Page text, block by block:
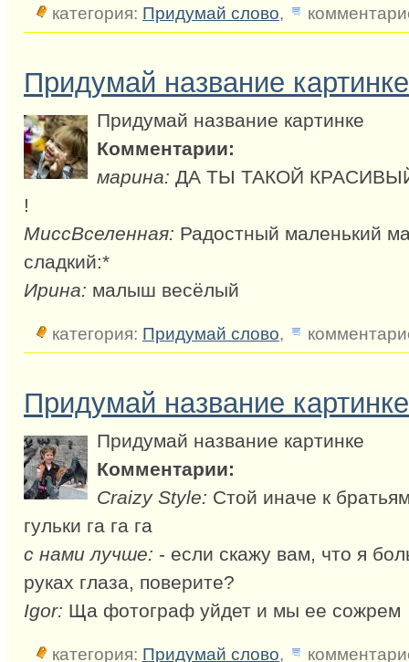
категория: Придумай слово,
Придумай название картинке
Придумай название картинке
Комментарии:
марина: ДА ТЫ ТАКОЙ
!
МиссВселенная: Радостный маленький
сладкий:*
Ирина: малыш весёлый
категория: Придумай слово,
Придумай название картинке
Придумай название картинке
Комментарии:
Craizy Style: Стой иначе к
гульки га га га
с нами лучше: - если скажу вам, что я
руках глаза, поверите?
Igor: Ща фотограф уйдет и мы ее сожрем
категория: Придумай слово,